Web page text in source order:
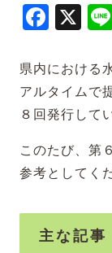
X
県内における
アルタイムで
８回発行して
このたび、第
参考としてく
主な記事